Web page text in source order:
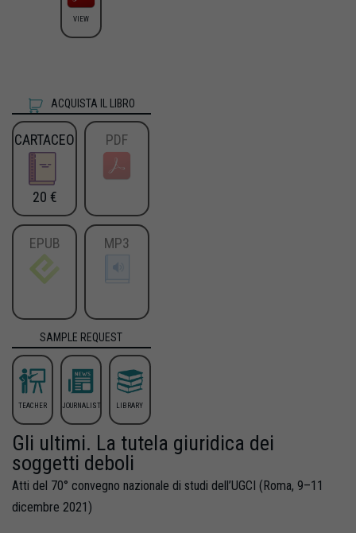
VIEW
ACQUISTA IL LIBRO
CARTACEO
20 €
PDF
EPUB MP3
SAMPLE REQUEST
TEACHER JOURNALIST LIBRARY
Gli ultimi. La tutela giuridica dei
soggetti deboli
Atti del 70° convegno nazionale di studi dell’UGCI (Roma, 9–11
dicembre 2021)